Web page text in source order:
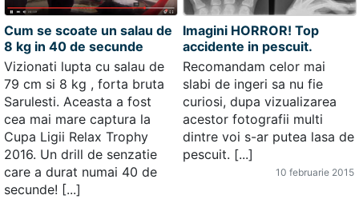
Cum se scoate un salau de
8 kg in 40 de secunde
Vizionati lupta cu salau de
79 cm si 8 kg , forta bruta
Sarulesti. Aceasta a fost
cea mai mare captura la
Cupa Ligii Relax Trophy
2016. Un drill de senzatie
care a durat numai 40 de
secunde! [...]
Imagini HORROR! Top
accidente in pescuit.
Recomandam celor mai
slabi de ingeri sa nu fie
curiosi, dupa vizualizarea
acestor fotografii multi
dintre voi s-ar putea lasa de
pescuit. [...]
10 februarie 2015